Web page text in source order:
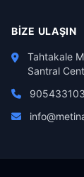
BIZE ULAŞIN
Tahtakale
Santral